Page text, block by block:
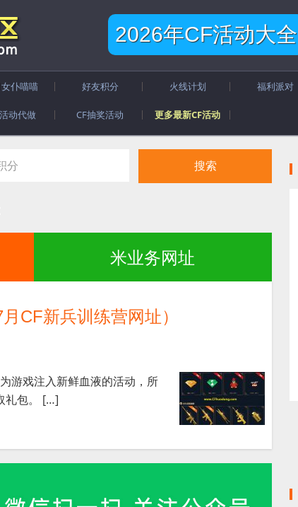
2026年CF活动大全
仆喵喵 好友积分 火线计划 福利派对
动代做 CF抽奖活动 更多最新CF活动
米业务网址
CF新兵训练营网址）
游戏注入新鲜血液的活动，所
礼包。 […]